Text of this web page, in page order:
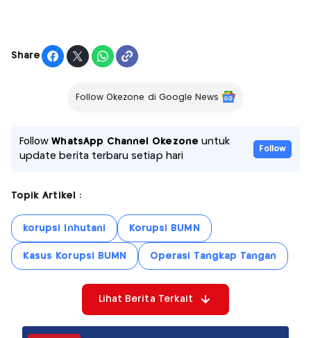
Share
Follow Okezone di Google News
FollowWhatsApp Channel Okezone untuk
update berita terbaru setiap hari
Follow
Topik Artikel :
korupsi Inhutani Korupsi BUMN
Kasus Korupsi BUMN Operasi Tangkap Tangan
Lihat Berita Terkait